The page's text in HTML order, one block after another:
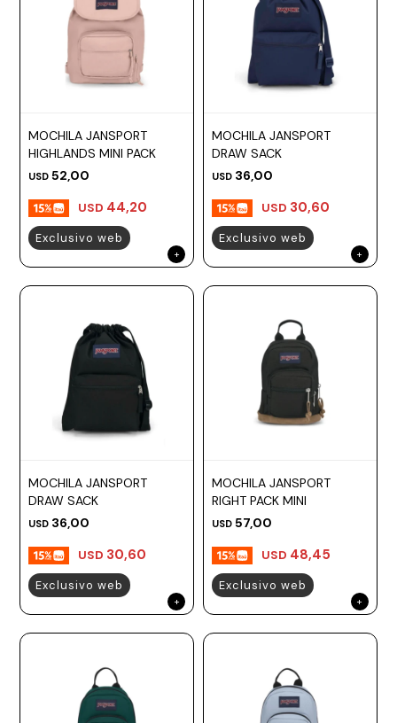
MOCHILA JANSPORT
HIGHLANDS MINI PACK
USD 52,00
USD 44,20
Exclusivo web
MOCHILA JANSPORT
DRAW SACK
USD 36,00
USD 30,60
Exclusivo web
MOCHILA JANSPORT
DRAW SACK
USD 36,00
USD 30,60
Exclusivo web
MOCHILA JANSPORT
RIGHT PACK MINI
USD 57,00
USD 48,45
Exclusivo web